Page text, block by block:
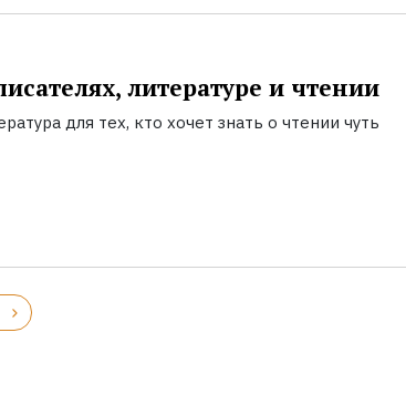
литературе и чтении
для тех, кто хочет знать о чтении чуть